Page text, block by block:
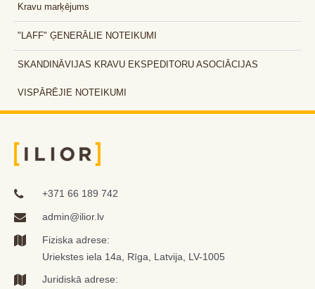
Kravu marķējums
"LAFF" ĢENERĀLIE NOTEIKUMI
SKANDINĀVIJAS KRAVU EKSPEDITORU ASOCIĀCIJAS
VISPĀRĒJIE NOTEIKUMI
+371 66 189 742
admin@ilior.lv
Fiziska adrese:
Uriekstes iela 14a, Rīga, Latvija, LV-1005
Juridiskā adrese: